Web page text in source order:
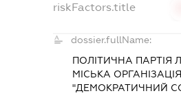
riskFactors.title
dossier.fullName:
ПОЛІТИЧНА ПАРТІЯ
МІСЬКА ОРГАНІЗАЦІЯ
"ДЕМОКРАТИЧНИЙ